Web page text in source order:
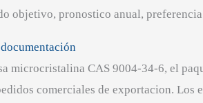
objetivo, pronostico anual,
microcristalina CAS 9004-34-6, el
comerciales de exportacion. Los